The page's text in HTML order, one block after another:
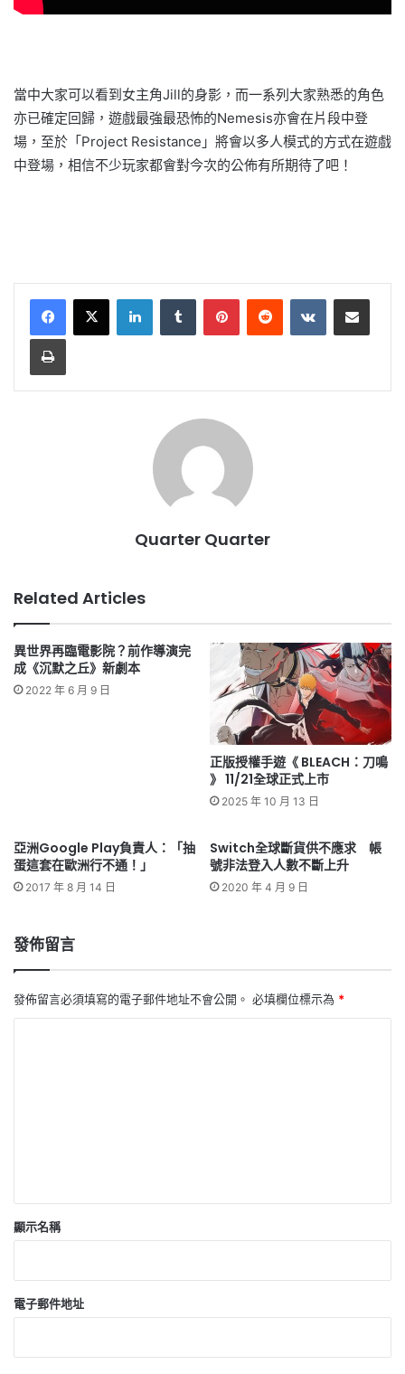
當中大家可以看到女主角Jill的身影，而一系列大家熟悉的角色
亦已確定回歸，遊戲最強最恐怖的Nemesis亦會在片段中登
場，至於「Project Resistance」將會以多人模式的方式在遊戲
中登場，相信不少玩家都會對今次的公佈有所期待了吧！
LinkedInTumblr PinterestReddit VKontakteShare via Email
Print
Quarter Quarter
Related Articles
異世界再臨電影院？前作導演完
成《沉默之丘》新劇本
2022 年 6 月 9 日
正版授權手遊《 BLEACH：刀鳴
》 11/21全球正式上市
2025 年 10 月 13 日
亞洲Google Play負責人：「抽
蛋這套在歐洲行不通！」
2017 年 8 月 14 日
Switch全球斷貨供不應求 帳
號非法登入人數不斷上升
2020 年 4 月 9 日
發佈留言
發佈留言必須填寫的電子郵件地址不會公開。 必填欄位標示為 *
顯示名稱
電子郵件地址